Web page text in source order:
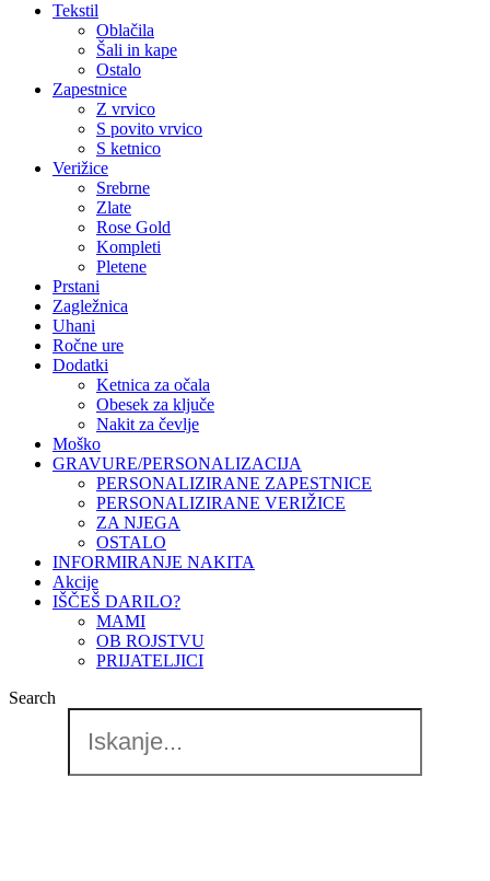
Tekstil
Oblačila
Šali in kape
Ostalo
Zapestnice
Z vrvico
S povito vrvico
S ketnico
Verižice
Srebrne
Zlate
Rose Gold
Kompleti
Pletene
Prstani
Zagležnica
Uhani
Ročne ure
Dodatki
Ketnica za očala
Obesek za ključe
Nakit za čevlje
Moško
GRAVURE/PERSONALIZACIJA
PERSONALIZIRANE ZAPESTNICE
PERSONALIZIRANE VERIŽICE
ZA NJEGA
OSTALO
INFORMIRANJE NAKITA
Akcije
IŠČEŠ DARILO?
MAMI
OB ROJSTVU
PRIJATELJICI
Search